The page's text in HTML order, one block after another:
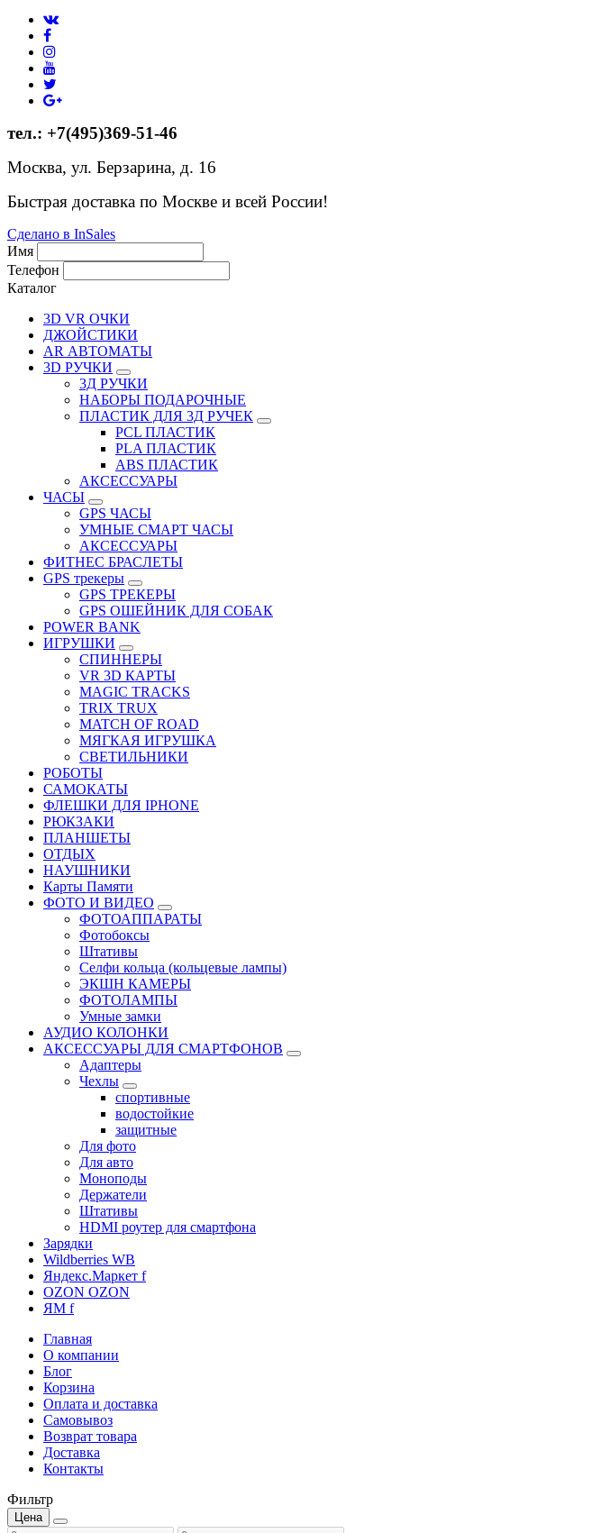
тел.: +7(495)369-51-46
Москва, ул. Берзарина, д. 16
Быстрая доставка по Москве и всей России!
Сделано в InSales
Имя
Телефон
Каталог
3D VR ОЧКИ
ДЖОЙСТИКИ
АR АВТОМАТЫ
3D РУЧКИ
3Д РУЧКИ
НАБОРЫ ПОДАРОЧНЫЕ
ПЛАСТИК ДЛЯ 3Д РУЧЕК
PCL ПЛАСТИК
PLA ПЛАСТИК
ABS ПЛАСТИК
АКСЕССУАРЫ
ЧАСЫ
GPS ЧАСЫ
УМНЫЕ СМАРТ ЧАСЫ
АКСЕССУАРЫ
ФИТНЕС БРАСЛЕТЫ
GPS трекеры
GPS ТРЕКЕРЫ
GPS ОШЕЙНИК ДЛЯ СОБАК
POWER BANK
ИГРУШКИ
СПИННЕРЫ
VR 3D КАРТЫ
MAGIC TRACKS
TRIX TRUX
MATCH OF ROAD
МЯГКАЯ ИГРУШКА
СВЕТИЛЬНИКИ
РОБОТЫ
САМОКАТЫ
ФЛЕШКИ ДЛЯ IPHONE
РЮКЗАКИ
ПЛАНШЕТЫ
ОТДЫХ
НАУШНИКИ
Карты Памяти
ФОТО И ВИДЕО
ФОТОАППАРАТЫ
Фотобоксы
Штативы
Селфи кольца (кольцевые лампы)
ЭКШН КАМЕРЫ
ФОТОЛАМПЫ
Умные замки
АУДИО КОЛОНКИ
АКСЕССУАРЫ ДЛЯ СМАРТФОНОВ
Адаптеры
Чехлы
спортивные
водостойкие
защитные
Для фото
Для авто
Моноподы
Держатели
Штативы
HDMI роутер для смартфона
Зарядки
Wildberries WB
Яндекс.Маркет f
OZON OZON
ЯМ f
Главная
О компании
Блог
Корзина
Оплата и доставка
Самовывоз
Возврат товара
Доставка
Контакты
Фильтр
Цена